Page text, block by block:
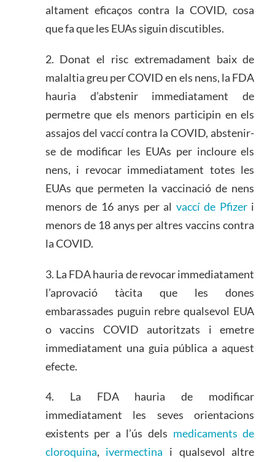
altament eficaços contra la COVID, cosa
que fa que les EUAs siguin discutibles.
2. Donat el risc extremadament baix de
malaltia greu per COVID en els nens, la FDA
hauria d’abstenir immediatament de
permetre que els menors participin en els
assajos del vaccí contra la COVID, abstenir-
se de modificar les EUAs per incloure els
nens, i revocar immediatament totes les
EUAs que permeten la vaccinació de nens
menors de 16 anys per al vaccí de Pfizeri
menors de 18 anys per altres vaccins contra
la COVID.
3. La FDA hauria de revocar immediatament
l’aprovació tàcita que les dones
embarassades puguin rebre qualsevol EUA
o vaccins COVID autoritzats i emetre
immediatament una guia pública a aquest
efecte.
4. La FDA hauria de modificar
immediatament les seves orientacions
existents per a l’ús dels medicaments de
cloroquina, ivermectina i qualsevol altre